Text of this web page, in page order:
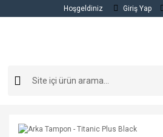
Hoşgeldiniz Giriş Yap